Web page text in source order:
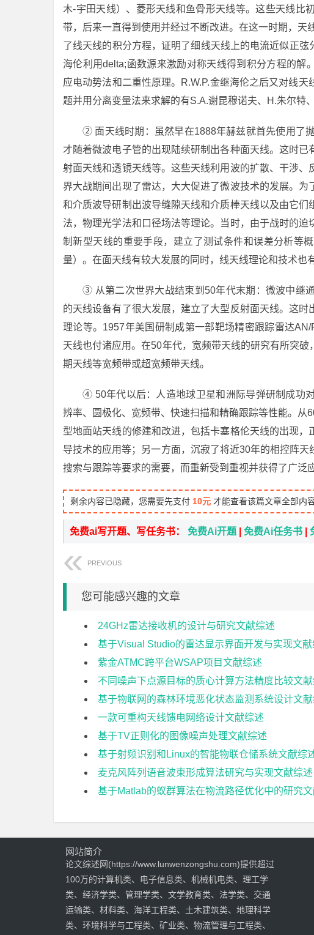
木-宇田天线）、菱形天线和鱼骨形天线等。这些天线比
带，后来一直得到使用并经过不断改进。在这一时期，
了线天线的积分方程，证明了细线天线上的电流近似正
海伦利用delta;函数源来激励对称天线得到积分方程的
应电动势法和二重性原理。R.W.P.金继海伦之后又对线
题并用分离变量法来求解的有S.A.谢昆穆诺夫、H.朱尔特
② 面天线时期：虽然早在1888年赫兹就首先使用了
才随着微波电子管的出现陆续研制出各种面天线。这时
射面天线和透镜天线等。这些天线利用波的扩散、干涉
界大战期间出现了雷达，大大促进了微波技术的发展。
和介质波导研制出波导缝隙天线和介质棒天线以及由它
法，物理光学法和口径场法等理论。当时，由于战时的
制新型天线的重要手段，建立了测试条件和误差分析等
量）。在面天线有较大发展的同时，线天线理论和技术也
③ 从第二次世界大战结束到50年代末期：微波中继
的天线设备有了很大发展，建立了大型反射面天线。这
理论等。1957年美国研制成第一部靶场精密跟踪雷达
天线也付诸应用。在50年代，宽频带天线的研究有所突
期天线等宽频带或超宽频带天线。
④ 50年代以后：人造地球卫星和洲际导弹研制成功
辨率、圆极化、宽频带、快速扫描和精确跟踪等性能。
型地面站天线的修建和改进，包括卡塞格伦天线的出现
导技术的应用等；另一方面，沉寂了将近30年的相控阵
搜索与跟踪等要求的需要，而重新受到重视并获得了广泛
剩余内容已隐藏，您需要先支付 10元 才能查看该篇文章全部内容
免费ai写开题、写任务书： 免费Ai开题 免费Ai任务书
PREVIOUS
您可能感兴趣的文章
24GHz雷达接收机的设计与研究文献综述
基于Visual Studio的雷达显示界面开发与实现文献
紫金ATMC跨平台WSAP项目文献综述
不同噪声下点源目标的质心计算方法精度比较文
基于物联网的森林环境恶化状态监测系统设计文
一款可重构天线馈电网络设计文献综述
基于TV正则化的图像噪声处理文献综述
基于射频识别和Linux的智能物联仓储系统文献综
麦克风阵列语音波束形成算法研究与实现文献综述
基于Matlab的蚁群算法在物流路径优化中的研究
网站简介
论文综述网(https://www.lunwenzongshu.com)提供超过
100万的计算机类、电子信息类、机械机电类、理工学
类、经济学类、管理学类、文学教育类、法学类、交通
运输类、材料类、海洋工程类、土木建筑类、地理科学
类、环境科学与工程类、矿业类、物流管理与工程类、